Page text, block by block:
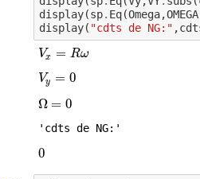
display(sp. Eq(Omega,OMEGA
display( "cdts de NG:" ,
Vx = Rω
Vx=Rω
Vy = 0
Vy =0
Ω = 0
Ω=0
'cdts de NG:'
0
0